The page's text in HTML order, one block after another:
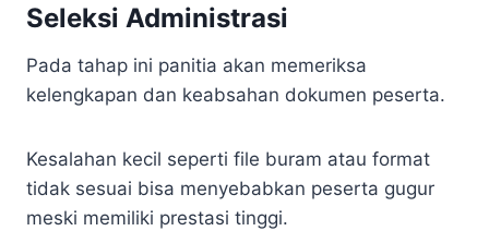
Seleksi Administrasi
Pada tahap ini panitia akan memeriksa
kelengkapan dan keabsahan dokumen peserta.
Kesalahan kecil seperti file buram atau format
tidak sesuai bisa menyebabkan peserta gugur
meski memiliki prestasi tinggi.